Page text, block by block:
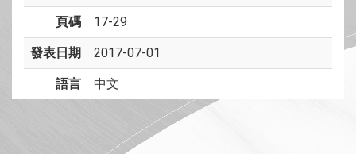
頁碼 17-29
發表日期 2017-07-01
語言 中文